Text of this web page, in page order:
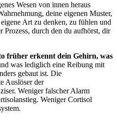
Wesen von innen heraus
deine eigenen Muster,
Art zu denken, zu fühlen und
Prozess, durch den du aufhörst, dir
früher erkennt dein Gehirn, was
was lediglich eine Reibung mit
gebaut ist. Die
Auslöser der
Weniger falscher Alarm
Weniger Cortisol